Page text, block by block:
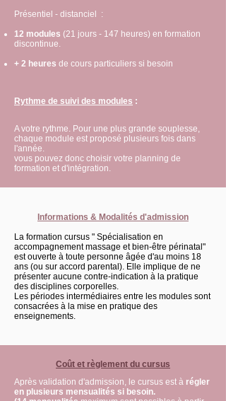
Présentiel - distanciel :
12 modules (21 jours - 147 heures) en formation
discontinue.
+ 2 heures de cours particuliers si besoin
Rythme de suivi des modules :
A votre rythme. Pour une plus grande souplesse,
chaque module est proposé plusieurs fois dans
l'année.
vous pouvez donc choisir votre planning de
formation et d'intégration.
Informations & Modalités d'admission
La formation cursus " Spécialisation en
accompagnement massage et bien-être périnatal"
est ouverte à toute personne âgée d'au moins 18
ans (ou sur accord parental). Elle implique de ne
présenter aucune contre-indication à la pratique
des disciplines corporelles.
Les périodes intermédiaires entre les modules sont
consacrées à la mise en pratique des
enseignements.
Coût et règlement du cursus
Après validation d'admission, le cursus est à régler
en plusieurs mensualités si besoin.